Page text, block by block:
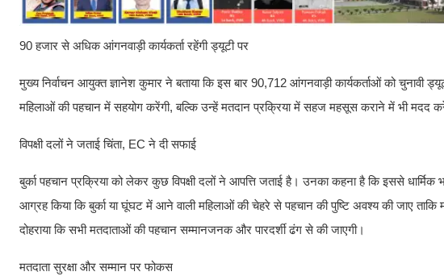
90 हजार से अधिक आंगनवाड़ी कार्यकर्ता रहेंगी ड्यूटी पर
मुख्य निर्वाचन आयुक्त ज्ञानेश कुमार ने बताया कि इस बार 90,712 आंगनवाड़ी कार्यकर्ताओं को चुनावी
महिलाओं की पहचान में सहयोग करेंगी, बल्कि उन्हें मतदान प्रक्रिया में सहज महसूस कराने में भी मदद
विपक्षी दलों ने जताई चिंता, EC ने दी सफाई
बुर्का पहचान प्रक्रिया को लेकर कुछ विपक्षी दलों ने आपत्ति जताई है। उनका कहना है कि इससे
आग्रह किया कि बुर्का या घूंघट में आने वाली महिलाओं की चेहरे से पहचान की पुष्टि अवश्य की जाए
दोहराया कि सभी मतदाताओं की पहचान सम्मानजनक और पारदर्शी ढंग से की जाएगी।
मतदाता सुरक्षा और सम्मान पर फोकस